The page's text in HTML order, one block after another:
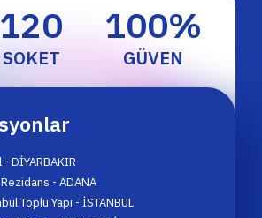
SOKET
120
GÜVEN
100%
DİYARBAKIR
- ADANA
Toplu Yapı - İSTANBUL